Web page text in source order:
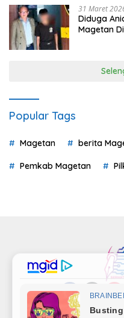
31 Maret
Diduga
Magetan
Popular Tags
Magetan berita
Pemkab Magetan